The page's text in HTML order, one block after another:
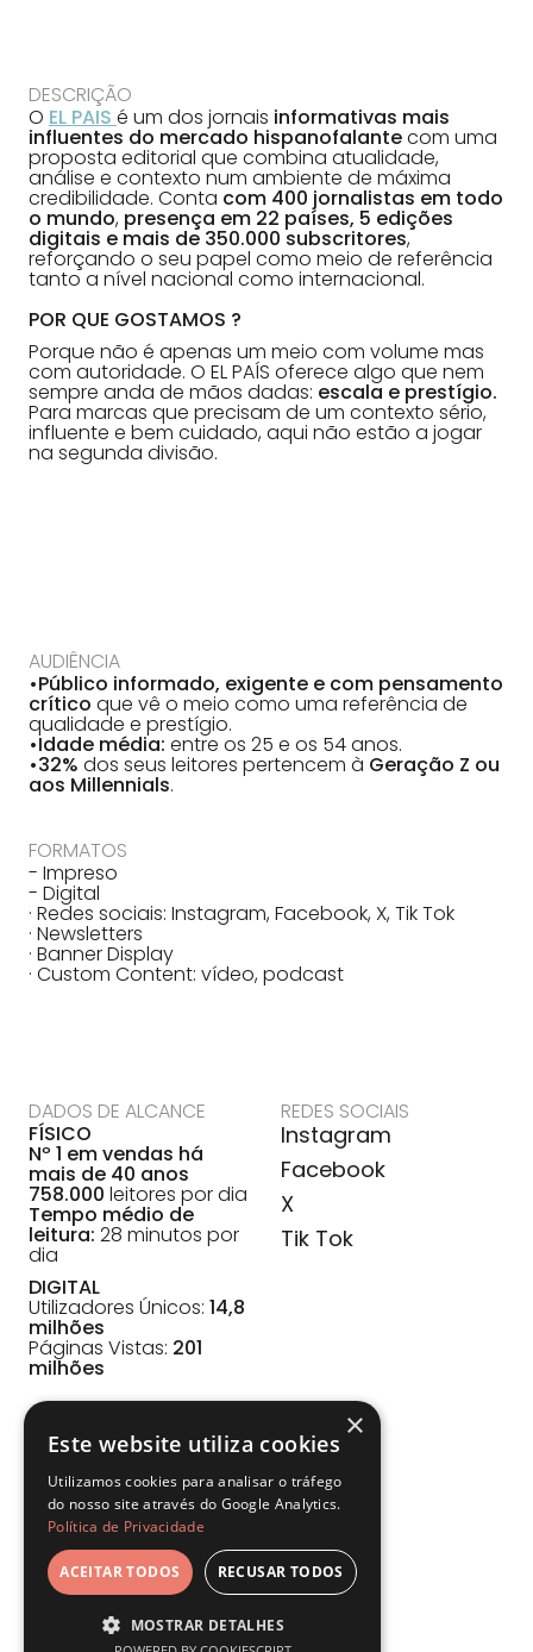
DESCRIÇÃO
O EL PAIS é um dos jornais informativas mais
influentes do mercado hispanofalantecom uma
proposta editorial que combina atualidade,
análise e contexto num ambiente de máxima
credibilidade. Conta com 400 jornalistas em todo
o mundo, presença em 22 países, 5 edições
digitais e mais de 350.000 subscritores,
reforçando o seu papel como meio de referência
tanto a nível nacional como internacional.
POR QUE GOSTAMOS ?
Porque não é apenas um meio com volume mas
com autoridade. O EL PAÍS oferece algo que nem
sempre anda de mãos dadas: escala e prestígio.
Para marcas que precisam de um contexto sério,
influente e bem cuidado, aqui não estão a jogar
na segunda divisão.
AUDIÊNCIA
•Público informado, exigente e com pensamento
crítico que vê o meio como uma referência de
qualidade e prestígio.
•Idade média: entre os 25 e os 54 anos.
•32% dos seus leitores pertencem à Geração Z ou
aos Millennials.
FORMATOS
- Impreso
- Digital
· Redes sociais: Instagram, Facebook, X, Tik Tok
· Newsletters
· Banner Display
· Custom Content: vídeo, podcast
DADOS DE ALCANCE
FÍSICO
Nº 1 em vendas há
mais de 40 anos
758.000 leitores por dia
Tempo médio de
leitura: 28 minutos por
dia
DIGITAL
Utilizadores Únicos: 14,8
milhões
Páginas Vistas: 201
milhões
REDES SOCIAIS
Instagram
Facebook
X
Tik Tok
RECURSOS
Descarregar Media Kit
×
Este website utiliza cookies
Utilizamos cookies para analisar o tráfego
do nosso site através do Google Analytics.
Política de Privacidade
ACEITAR TODOS RECUSAR TODOS
MOSTRAR DETALHES